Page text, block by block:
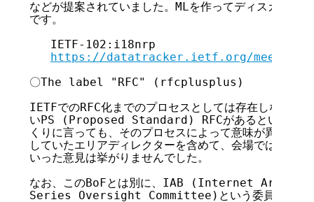
などが提案されていました。MLを作ってディスカッシ
です。
   IETF-102:i18nrp
https://datatracker.ietf.org/meeting/
〇The label "RFC" (rfcplusplus)
IETFでのRFC化までのプロセスとしては存在しないは
いPS (Proposed Standard) RFCがあるという指摘
くりに言っても、そのプロセスによって意味が異なり
していたエリアディレクターを含めて、会場では今後
いった意見は挙がりませんでした。
なお、このBoFとは別に、IAB (Internet
Series Oversight Committee)という委員会が、